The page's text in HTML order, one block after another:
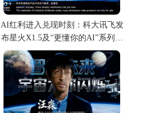
AI红利进入兑现时刻：科大讯飞发
布星火X1.5及“更懂你的AI”系列产
品